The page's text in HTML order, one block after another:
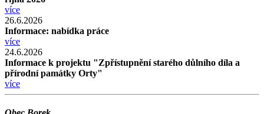
více
26.6.2026
Informace: nabídka práce
více
24.6.2026
Informace k projektu "Zpřístupnění starého důlního díla a
přírodní památky Orty"
více